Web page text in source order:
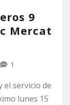
9
Mercat
1
el servicio de
lunes 15